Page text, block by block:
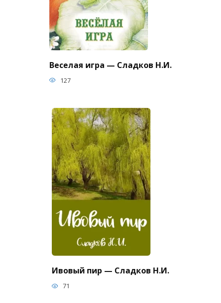
Веселая игра — Сладков Н.И.
127
Ивовый пир — Сладков Н.И.
71